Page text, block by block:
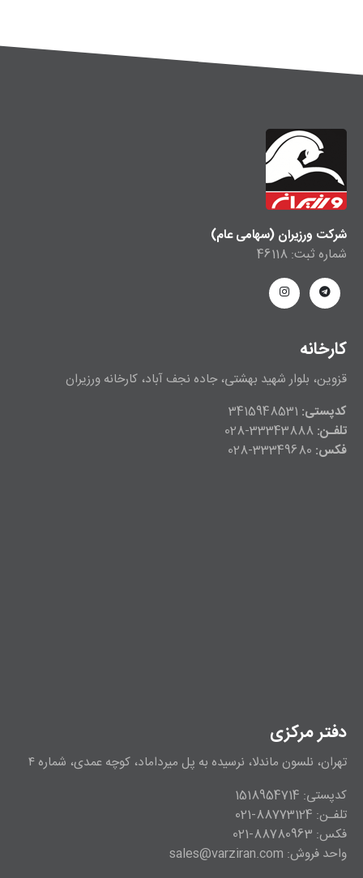
شرکت ورزیران (سهامی عام)
شماره ثبت: 46118
کارخانه
قزوین، بلوار شهید بهشتی، جاده نجف آباد، کارخانه ورزیران
کدپستی:
تلفـن:
فکس:
دفتر مرکزی
تهران، نلسون ماندلا، نرسیده به پل میرداماد، کوچه عمدی، شماره ۴
کدپستی: 1518954714
تلفـن: 88773124-021
فکس: 88780963-021
واحد فروش: sales@varziran.com